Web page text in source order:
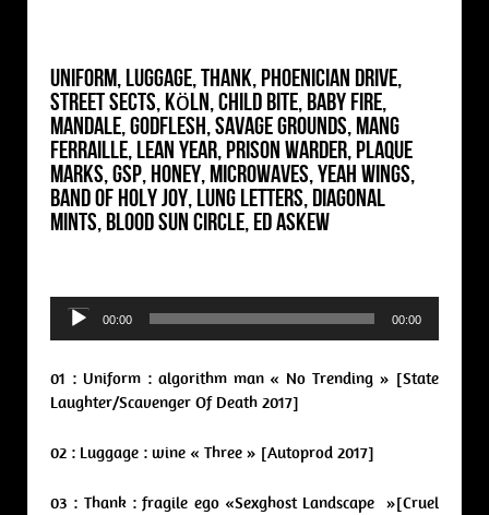
Uniform, Luggage, Thank, Phoenician Drive,
Street Sects, Köln, Child Bite, Baby Fire,
Mandale, Godflesh, Savage Grounds, Mang
Ferraille, Lean Year, Prison Warder, Plaque
Marks, gSp, Honey, Microwaves, Yeah Wings,
Band Of Holy Joy, Lung Letters, Diagonal
Mints, Blood Sun Circle, Ed Askew
Audio
Player
00:00 00:00
01 : Uniform : algorithm man « No Trending » [State
Laughter/Scavenger Of Death 2017]
02 : Luggage : wine « Three » [Autoprod 2017]
03 : Thank : fragile ego «Sexghost Landscape »[Cruel